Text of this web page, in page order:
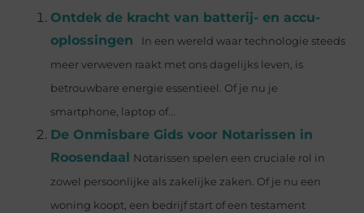
Ontdek de kracht van batterij- en accu-
oplossingen
In een wereld waar technologie steeds
meer verweven raakt met ons dagelijks leven, is
betrouwbare energie essentieel. Of je nu je
smartphone, laptop of...
De Onmisbare Gids voor Notarissen in
Roosendaal
Notarissen spelen een cruciale rol in
zowel persoonlijke als zakelijke zaken. Of je nu een
woning koopt, een bedrijf start of een testament